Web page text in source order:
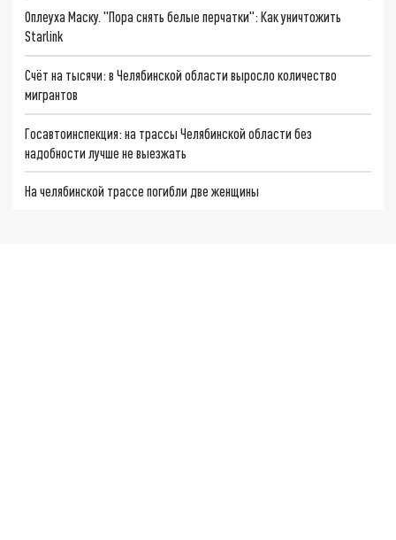
Оплеуха Маску. "Пора снять белые перчатки": Как уничтожить
Starlink
Счёт на тысячи: в Челябинской области выросло количество
мигрантов
Госавтоинспекция: на трассы Челябинской области без
надобности лучше не выезжать
На челябинской трассе погибли две женщины